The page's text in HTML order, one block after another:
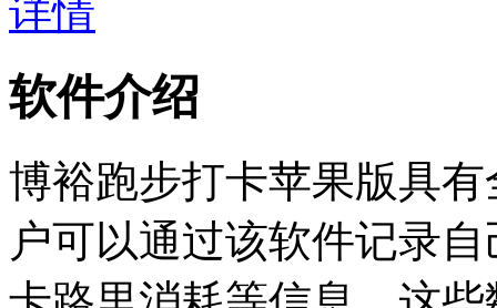
详情
软件介绍
博裕跑步打卡苹果版具有
户可以通过该软件记录